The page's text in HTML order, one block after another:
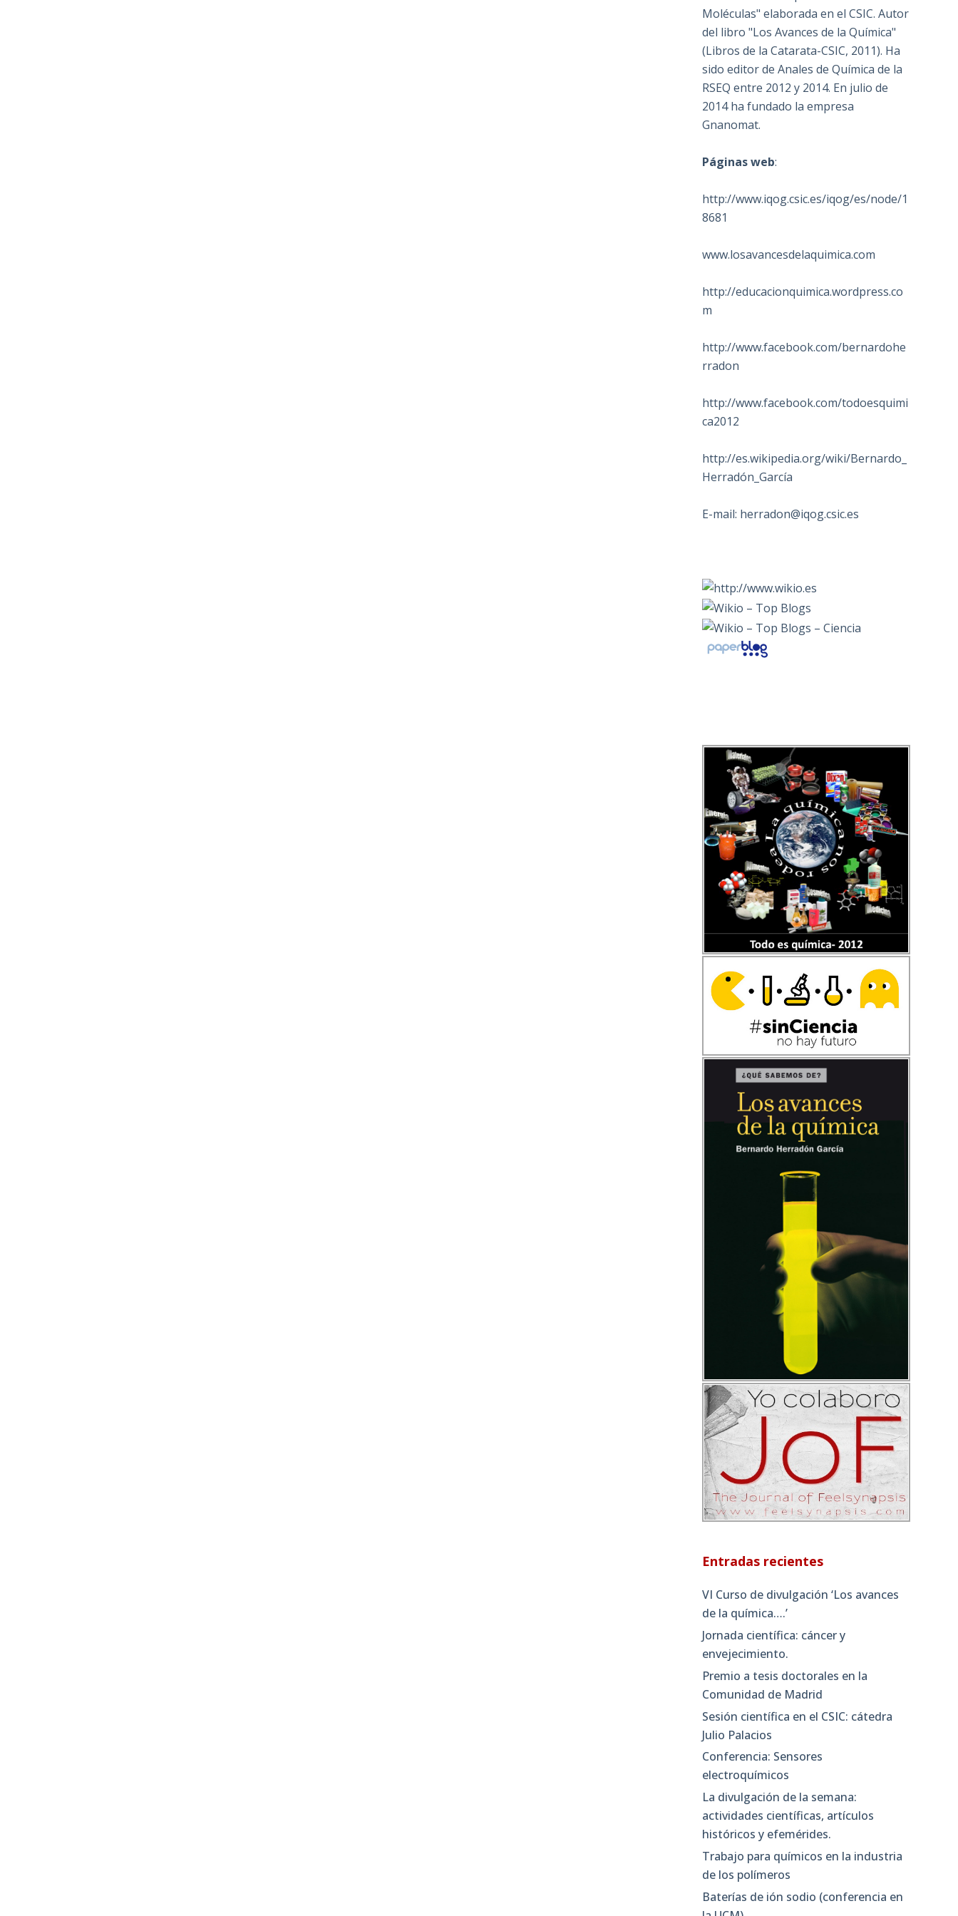
Moléculas" elaborada en el CSIC. Autor
del libro "Los Avances de la Química"
(Libros de la Catarata-CSIC, 2011). Ha
sido editor de Anales de Química de la
RSEQ entre 2012 y 2014. En julio de
2014 ha fundado la empresa
Gnanomat.
Páginas web:
http://www.iqog.csic.es/iqog/es/node/1
8681
www.losavancesdelaquimica.com
http://educacionquimica.wordpress.co
m
http://www.facebook.com/bernardohe
rradon
http://www.facebook.com/todoesquimi
ca2012
http://es.wikipedia.org/wiki/Bernardo_
Herradón_García
E-mail: herradon@iqog.csic.es
Entradas recientes
VI Curso de divulgación ‘Los avances
de la química….’
Jornada científica: cáncer y
envejecimiento.
Premio a tesis doctorales en la
Comunidad de Madrid
Sesión científica en el CSIC: cátedra
Julio Palacios
Conferencia: Sensores
electroquímicos
La divulgación de la semana:
actividades científicas, artículos
históricos y efemérides.
Trabajo para químicos en la industria
de los polímeros
Baterías de ión sodio (conferencia en